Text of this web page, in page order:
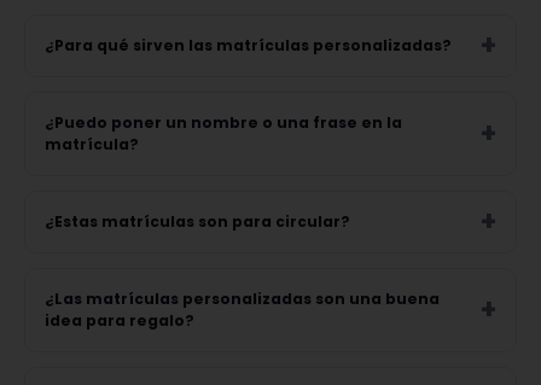
¿Para qué sirven las matrículas personalizadas?
¿Puedo poner un nombre o una frase en la
matrícula?
¿Estas matrículas son para circular?
¿Las matrículas personalizadas son una buena
idea para regalo?